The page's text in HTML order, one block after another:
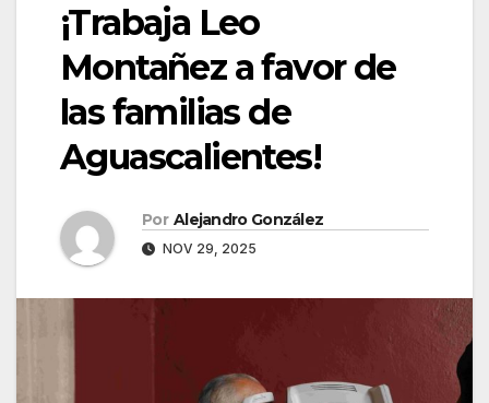
¡Trabaja Leo
Montañez a favor de
las familias de
Aguascalientes!
Por Alejandro González
NOV 29, 2025